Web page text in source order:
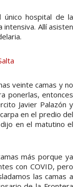
hospital de la
Allí asisten
veinte camas y no
ponerlas, entonces
Javier Palazón y
en el predio del
en el matutino el
más porque ya
con COVID, pero
las camas a